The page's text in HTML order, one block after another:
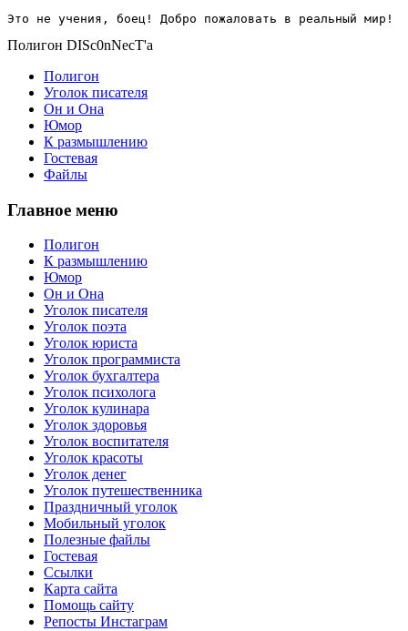
Это не учения, боец! Добро пожаловать в реальный мир!
Полигон DISc0nNecT'a
Полигон
Уголок писателя
Он и Она
Юмор
К размышлению
Гостевая
Файлы
Главное меню
Полигон
К размышлению
Юмор
Он и Она
Уголок писателя
Уголок поэта
Уголок юриста
Уголок программиста
Уголок бухгалтера
Уголок психолога
Уголок кулинара
Уголок здоровья
Уголок воспитателя
Уголок красоты
Уголок денег
Уголок путешественника
Праздничный уголок
Мобильный уголок
Полезные файлы
Гостевая
Ссылки
Карта сайта
Помощь сайту
Репосты Инстаграм